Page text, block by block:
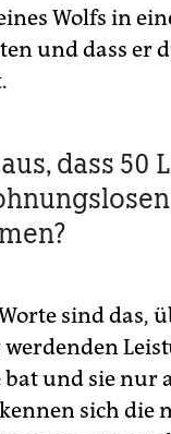
Wolfs in
und dass er
dass 50
sind das,
und sie nur
sich